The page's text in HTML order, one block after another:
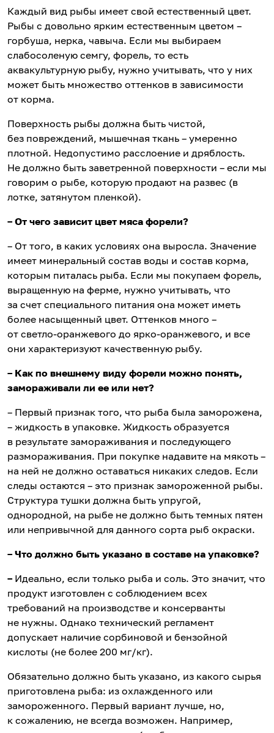
Каждый вид рыбы имеет свой естественный цвет.
Рыбы с довольно ярким естественным цветом –
горбуша, нерка, чавыча. Если мы выбираем
слабосоленую семгу, форель, то есть
аквакультурную рыбу, нужно учитывать, что у них
может быть множество оттенков в зависимости
от корма.
Поверхность рыбы должна быть чистой,
без повреждений, мышечная ткань – умеренно
плотной. Недопустимо расслоение и дряблость.
Не должно быть заветренной поверхности – если мы
говорим о рыбе, которую продают на развес (в
лотке, затянутом пленкой).
– От чего зависит цвет мяса форели?
– От того, в каких условиях она выросла. Значение
имеет минеральный состав воды и состав корма,
которым питалась рыба. Если мы покупаем форель,
выращенную на ферме, нужно учитывать, что
за счет специального питания она может иметь
более насыщенный цвет. Оттенков много –
от светло-оранжевого до ярко-оранжевого, и все
они характеризуют качественную рыбу.
– Как по внешнему виду форели можно понять,
замораживали ли ее или нет?
– Первый признак того, что рыба была заморожена,
– жидкость в упаковке. Жидкость образуется
в результате замораживания и последующего
размораживания. При покупке надавите на мякоть –
на ней не должно оставаться никаких следов. Если
следы остаются – это признак замороженной рыбы.
Структура тушки должна быть упругой,
однородной, на рыбе не должно быть темных пятен
или непривычной для данного сорта рыб окраски.
– Что должно быть указано в составе на упаковке?
– Идеально, если только рыба и соль. Это значит, что
продукт изготовлен с соблюдением всех
требований на производстве и консерванты
не нужны. Однако технический регламент
допускает наличие сорбиновой и бензойной
кислоты (не более 200 мг/кг).
Обязательно должно быть указано, из какого сырья
приготовлена рыба: из охлажденного или
замороженного. Первый вариант лучше, но,
к сожалению, не всегда возможен. Например,